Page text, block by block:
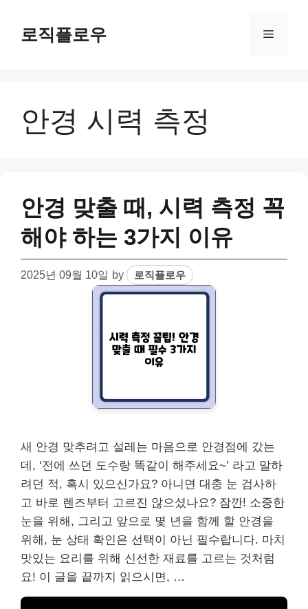
content로직플로우 Menu
안경 시력 측정
안경 맞출 때, 시력 측정 꼭
해야 하는 3가지 이유
2025년 09월 10일 by 로직플로우
새 안경 맞추려고 설레는 마음으로 안경점에 갔는
데, ‘전에 쓰던 도수랑 똑같이 해주세요~’ 라고 말하
려던 적, 혹시 있으신가요? 아니면 대충 눈 검사하
고 바로 렌즈부터 고르진 않으셨나요? 잠깐! 소중한
눈을 위해, 그리고 앞으로 몇 년을 함께 할 안경을
위해, 눈 상태 확인은 선택이 아닌 필수랍니다. 마치
맛있는 요리를 위해 신선한 재료를 고르는 것처럼
요! 이 글을 끝까지 읽으시면, …